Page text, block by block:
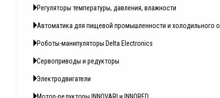
Регуляторы температуры, давления, влажности
Автоматика для пищевой промышленности и холодильного
Роботы-манипуляторы Delta Electronics
Сервоприводы и редукторы
Электродвигатели
Мотор-редукторы INNOVARI и INNORED